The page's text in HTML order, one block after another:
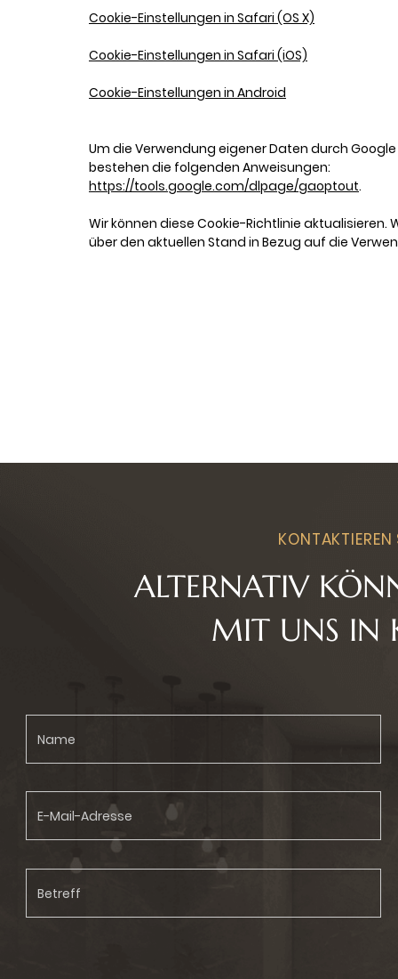
Cookie-Einstellungen in Safari (OS X)
Cookie-Einstellungen in Safari (iOS)
Cookie-Einstellungen in Android
Um die Verwendung eigener Daten durch
bestehen die folgenden Anweisungen:
https://tools.google.com/dlpage/gaoptout.
Wir können diese Cookie-Richtlinie
über den aktuellen Stand in Bezug auf die
KONTAKTIEREN
ALTERNATIV
MIT UNS IN